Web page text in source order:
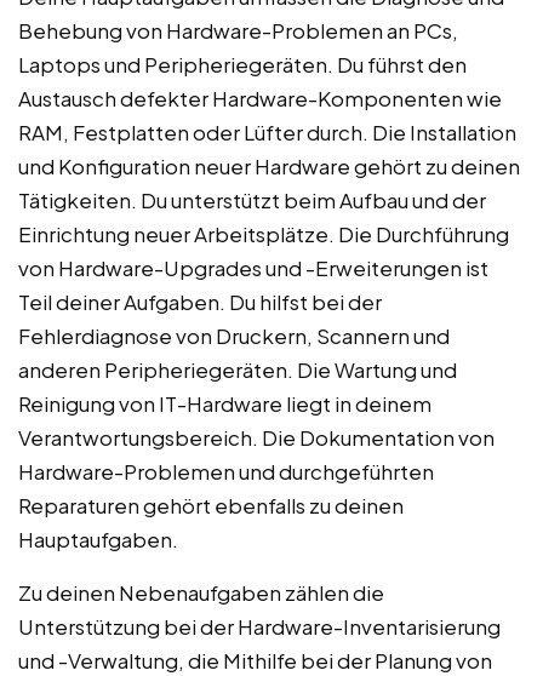
Behebung von Hardware-Problemen an PCs,
Laptops und Peripheriegeräten. Du führst den
Austausch defekter Hardware-Komponenten wie
RAM, Festplatten oder Lüfter durch. Die Installation
und Konfiguration neuer Hardware gehört zu deinen
Tätigkeiten. Du unterstützt beim Aufbau und der
Einrichtung neuer Arbeitsplätze. Die Durchführung
von Hardware-Upgrades und -Erweiterungen ist
Teil deiner Aufgaben. Du hilfst bei der
Fehlerdiagnose von Druckern, Scannern und
anderen Peripheriegeräten. Die Wartung und
Reinigung von IT-Hardware liegt in deinem
Verantwortungsbereich. Die Dokumentation von
Hardware-Problemen und durchgeführten
Reparaturen gehört ebenfalls zu deinen
Hauptaufgaben.
Zu deinen Nebenaufgaben zählen die
Unterstützung bei der Hardware-Inventarisierung
und -Verwaltung, die Mithilfe bei der Planung von